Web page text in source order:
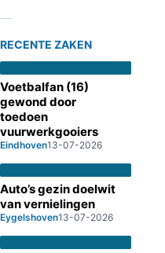
RECENTE ZAKEN
Voetbalfan (16)
gewond door
toedoen
vuurwerkgooiers
Eindhoven13-07-2026
Auto’s gezin doelwit
van vernielingen
Eygelshoven13-07-2026